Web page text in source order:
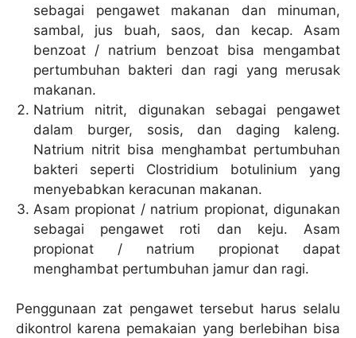
sebagai pengawet makanan dan minuman,
sambal, jus buah, saos, dan kecap. Asam
benzoat / natrium benzoat bisa mengambat
pertumbuhan bakteri dan ragi yang merusak
makanan.
Natrium nitrit, digunakan sebagai pengawet
dalam burger, sosis, dan daging kaleng.
Natrium nitrit bisa menghambat pertumbuhan
bakteri seperti Clostridium botulinium yang
menyebabkan keracunan makanan.
Asam propionat / natrium propionat, digunakan
sebagai pengawet roti dan keju. Asam
propionat / natrium propionat dapat
menghambat pertumbuhan jamur dan ragi.
Penggunaan zat pengawet tersebut harus selalu
dikontrol karena pemakaian yang berlebihan bisa